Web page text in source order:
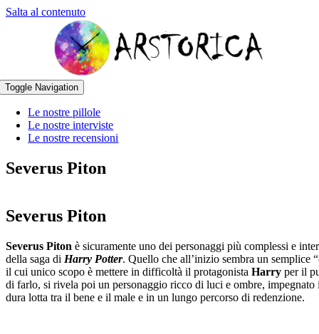
Salta al contenuto
Toggle Navigation
Le nostre pillole
Le nostre interviste
Le nostre recensioni
Severus Piton
Severus Piton
Severus Piton è sicuramente uno dei personaggi più complessi e
della saga di Harry Potter. Quello che all’inizio sembra un semplice
il cui unico scopo è mettere in difficoltà il protagonista Harry per il
di farlo, si rivela poi un personaggio ricco di luci e ombre, impegnato
dura lotta tra il bene e il male e in un lungo percorso di redenzione.